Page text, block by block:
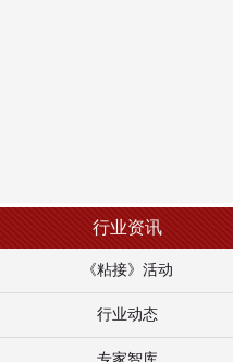
行业资讯
《粘接》活动
行业动态